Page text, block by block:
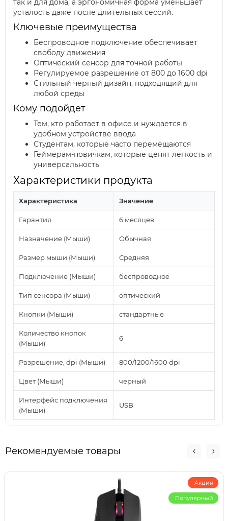
так и для дома, а эргономичная форма уменьшает
усталость даже после длительных сессий.
Ключевые преимущества
Беспроводное подключение обеспечивает
свободу движения
Оптический сенсор для точной работы
Регулируемое разрешение от 800 до 1600 dpi
Стильный черный дизайн, подходящий для
любой среды
Кому подойдет
Тем, кто работает в офисе и нуждается в
удобном устройстве ввода
Студентам, которые часто перемещаются
Геймерам-новичкам, которые ценят легкость и
универсальность
Характеристики продукта
Характеристика Значение
Гарантия 6 месяцев
Назначение (Мыши) Обычная
Размер мыши (Мыши) Средняя
Подключение (Мыши) беспроводное
Тип сенсора (Мыши) оптический
Кнопки (Мыши) стандартные
Количество кнопок
(Мыши)
6
Разрешение, dpi (Мыши) 800/1200/1600 dpi
Цвет (Мыши) черный
Интерфейс подключения
(Мыши)
USB
Рекомендуемые товары
Акция
Популярный